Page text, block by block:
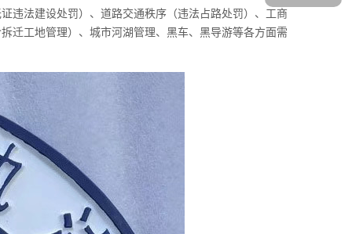
违法建设处罚）、道路交通秩序（违法占路处罚）、工商
迁工地管理）、城市河湖管理、黑车、黑导游等各方面需